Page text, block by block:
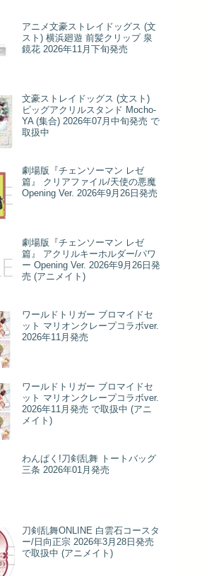
アニメ文豪ストレイドッグス (文
スト) 横浜廻遊 前髪クリップ 泉
鏡花 2026年11月下旬発売
文豪ストレイドッグス (文スト)
ビッグアクリルスタンド Mocho-
YA (集合) 2026年07月中旬発売 で
取扱中
劇場版『チェンソーマン レゼ
篇』 クリアファイル/天使の悪魔
Opening Ver. 2026年9月26日発売
劇場版『チェンソーマン レゼ
篇』 アクリルキーホルダー/パワ
ー Opening Ver. 2026年9月26日発
売 (アニメイト)
ワールドトリガー ブロマイドセ
ット マリオンクレープコラボver.
2026年11月発売
ワールドトリガー ブロマイドセ
ット マリオンクレープコラボver.
2026年11月発売 で取扱中 (アニ
メイト)
わんぱく!刀剣乱舞 トートバッグ
三条 2026年01月発売
刀剣乱舞ONLINE 白雲石コースタ
ー/日向正宗 2026年3月28日発売
で取扱中 (アニメイト)